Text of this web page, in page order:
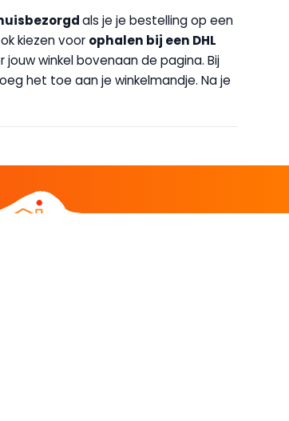
als je je bestelling op een
kiezen voor ophalen bij een DHL
jouw winkel bovenaan de pagina. Bij
het toe aan je winkelmandje. Na je